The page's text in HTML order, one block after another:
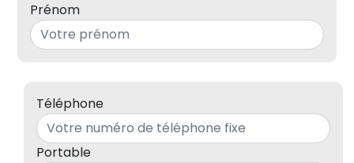
Prénom
Téléphone
Portable